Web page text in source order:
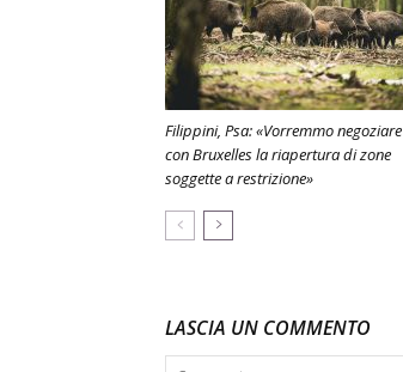
Filippini, Psa: «Vorremmo negoziare
con Bruxelles la riapertura di zone
soggette a restrizione»
LASCIA UN COMMENTO